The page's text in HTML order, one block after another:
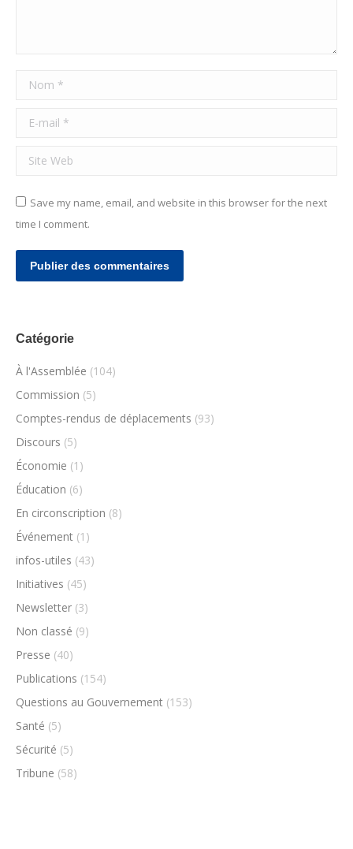
Nom *
E-mail *
Site Web
Save my name, email, and website in this browser for the next
time I comment.
Publier des commentaires
Catégorie
À l'Assemblée (104)
Commission (5)
Comptes-rendus de déplacements (93)
Discours (5)
Économie (1)
Éducation (6)
En circonscription (8)
Événement (1)
infos-utiles (43)
Initiatives (45)
Newsletter (3)
Non classé (9)
Presse (40)
Publications (154)
Questions au Gouvernement (153)
Santé (5)
Sécurité (5)
Tribune (58)